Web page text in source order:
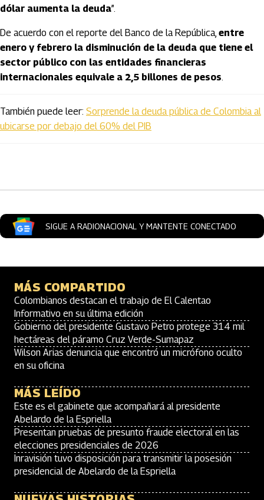
dólar aumenta la deuda”.
De acuerdo con el reporte del Banco de la República, entre
enero y febrero la disminución de la deuda que tiene el
sector público con las entidades financieras
internacionales equivale a 2,5 billones de pesos.
También puede leer: Sorprende la deuda pública de Colombia al
ubicarse por debajo del 60% del PIB
SIGUE A RADIONACIONAL Y MANTENTE CONECTADO
MÁS COMPARTIDO
Colombianos destacan el trabajo de El Calentao
Informativo en su última edición
Gobierno del presidente Gustavo Petro protege 314 mil
hectáreas del páramo Cruz Verde-Sumapaz
Wilson Arias denuncia que encontró un micrófono oculto
en su oficina
MÁS LEÍDO
Este es el gabinete que acompañará al presidente
Abelardo de la Espriella
Presentan pruebas de presunto fraude electoral en las
elecciones presidenciales de 2026
Inravisión tuvo disposición para transmitir la posesión
presidencial de Abelardo de la Espriella